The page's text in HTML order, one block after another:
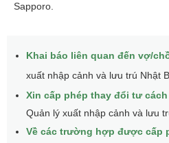
Sapporo.
Khai báo liên quan đến vợ/
xuất nhập cảnh và lưu trú Nhật
Xin cấp phép thay đổi tư
Quản lý xuất nhập cảnh và lưu
Về các trường hợp được cấp